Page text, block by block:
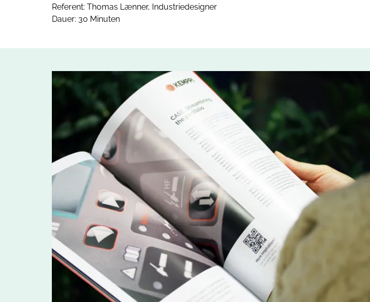
Referent: Thomas Lænner, Industriedesigner
Dauer: 30 Minuten